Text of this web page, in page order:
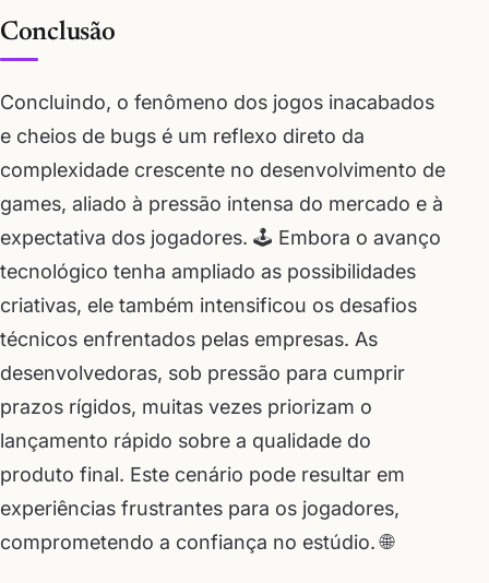
Conclusão
Concluindo, o fenômeno dos jogos inacabados
e cheios de bugs é um reflexo direto da
complexidade crescente no desenvolvimento de
games, aliado à pressão intensa do mercado e à
expectativa dos jogadores. 🕹️ Embora o avanço
tecnológico tenha ampliado as possibilidades
criativas, ele também intensificou os desafios
técnicos enfrentados pelas empresas. As
desenvolvedoras, sob pressão para cumprir
prazos rígidos, muitas vezes priorizam o
lançamento rápido sobre a qualidade do
produto final. Este cenário pode resultar em
experiências frustrantes para os jogadores,
comprometendo a confiança no estúdio. 🌐